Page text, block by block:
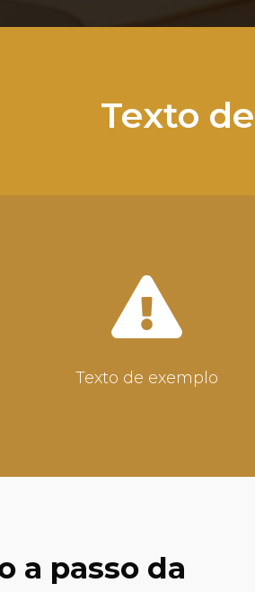
Texto
Texto de exemplo
a passo da